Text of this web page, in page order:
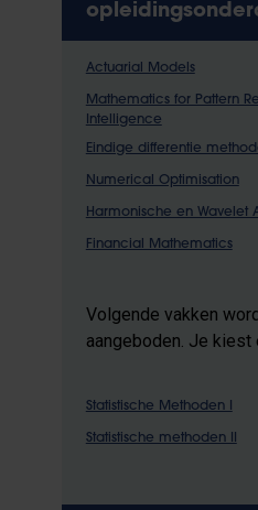
Actuarial Models
Mathematics for Pattern
Intelligence
Eindige differentie
Numerical Optimisation
Harmonische en Wavelet
Financial Mathematics
Volgende vakken
aangeboden. Je kiest
Statistische Methoden I
Statistische methoden II